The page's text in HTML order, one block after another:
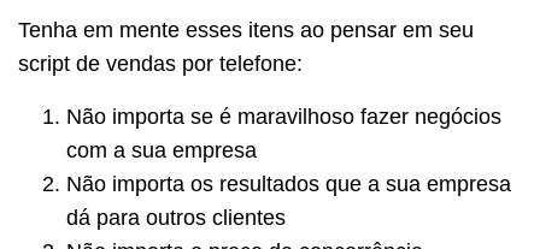
Tenha em mente esses itens ao pensar em seu
script de vendas por telefone:
Não importa se é maravilhoso fazer negócios
com a sua empresa
Não importa os resultados que a sua empresa
dá para outros clientes